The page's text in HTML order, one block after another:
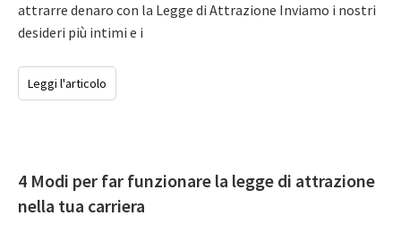
attrarre denaro con la Legge di Attrazione Inviamo i nostri
desideri più intimi e i
Leggi l'articolo
4 Modi per far funzionare la legge di attrazione
nella tua carriera